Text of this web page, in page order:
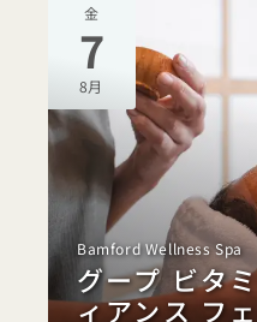
金
7
8月
Bamford Wellness Spa
グープ ビタ
ィアンス フ